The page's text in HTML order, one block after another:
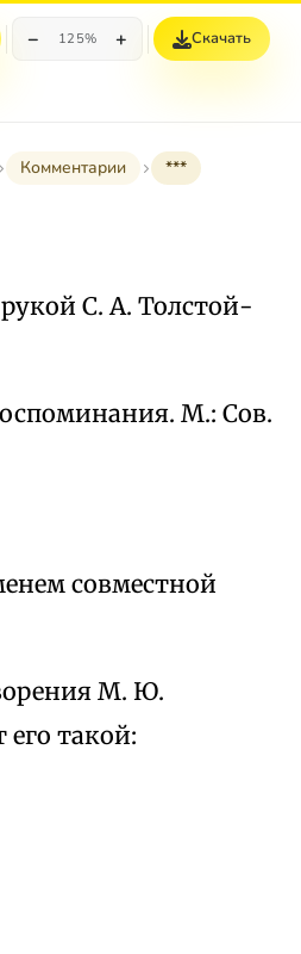
− 125% + Скачать
Комментарии ***
рукой С. А. Толстой-
М.: Сов.
совместной
М. Ю.
такой: